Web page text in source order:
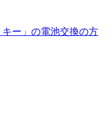
ー」の電池交換の方